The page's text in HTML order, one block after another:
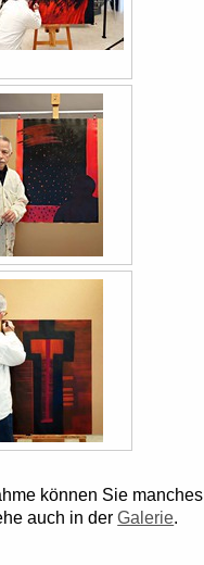
können Sie manches
auch in derGalerie.